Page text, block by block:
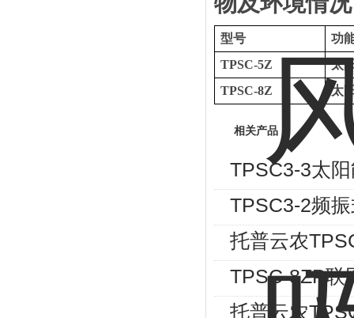
型号
功
TPSC-5Z
太
TPSC-8Z
太
相关产品
TPSC3-3太
TPSC3-2频
托普云农
TPSC-8ZP联
托普云农